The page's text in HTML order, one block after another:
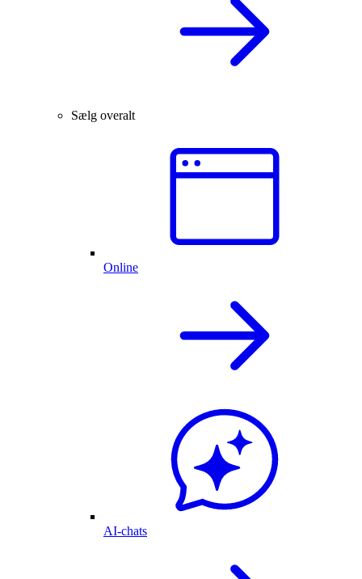
Sælg overalt
Online
AI-chats